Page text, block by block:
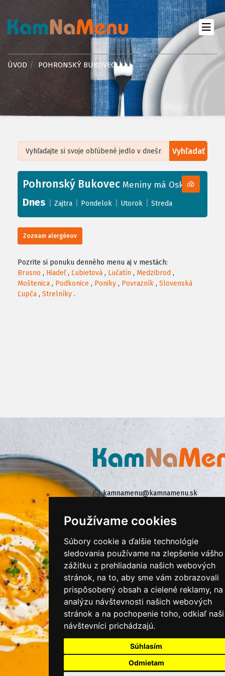
Používame cookies
Súbory cookie a ďalšie technológie
sledovania používame na zlepšenie vášho
zážitku z prehliadania našich webových
stránok, na to, aby sme vám zobrazovali
prispôsobený obsah a cielené reklamy, na
analýzu návštevnosti našich webových
stránok a na pochopenie toho, odkiaľ naši
návštevníci prichádzajú.
Súhlasím
Odmietam
ÚVOD POHRONSKÝ BUKOVEC
Vyhľadať
+
−
Leaflet| ©OpenStreetMap, Tiles courtesy ofHumanitarian OpenStreetMap
Pohronský Bukovec Meniny má Oskar
Dnes Zajtra Pondelok Utorok Streda
Zoznam alergénov
Pozrite si ponuku denného menu aj v mestách:
Brusno , Hiadeľ, Ľubietová , Lučatín , Medzibrod ,
Moštenica , Podkonice , Poniky , Povrazník , Slovenská
Ľupča , Strelníky .
kamnamenu@kamnamenu.sk
instagram/kamnamenu.sk
KONTAKTUJTE NÁS
PRIHLÁSIŤ SA DO ZÁKAZNÍCKEJ ZÓNY
Všeobecné obchodné podmienky
Ochrana osobných údajov
Moje KamNaMenu